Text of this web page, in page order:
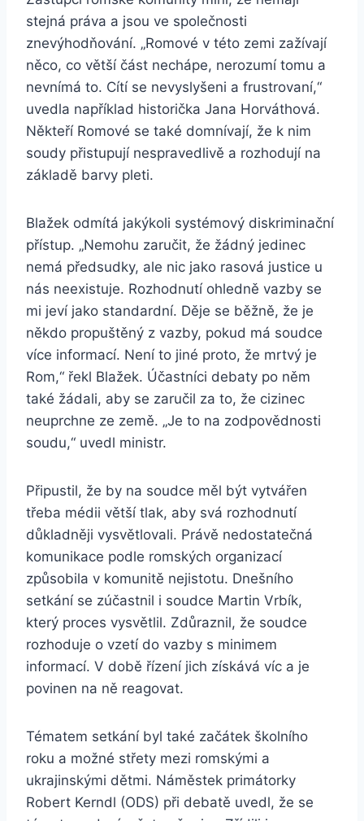
stejná práva a jsou ve společnosti
znevýhodňování. „Romové v této zemi zažívají
něco, co větší část nechápe, nerozumí tomu a
nevnímá to. Cítí se nevyslyšeni a frustrovaní,“
uvedla například historička Jana Horváthová.
Někteří Romové se také domnívají, že k nim
soudy přistupují nespravedlivě a rozhodují na
základě barvy pleti.
Blažek odmítá jakýkoli systémový diskriminační
přístup. „Nemohu zaručit, že žádný jedinec
nemá předsudky, ale nic jako rasová justice u
nás neexistuje. Rozhodnutí ohledně vazby se
mi jeví jako standardní. Děje se běžně, že je
někdo propuštěný z vazby, pokud má soudce
více informací. Není to jiné proto, že mrtvý je
Rom,“ řekl Blažek. Účastníci debaty po něm
také žádali, aby se zaručil za to, že cizinec
neuprchne ze země. „Je to na zodpovědnosti
soudu,“ uvedl ministr.
Připustil, že by na soudce měl být vytvářen
třeba médii větší tlak, aby svá rozhodnutí
důkladněji vysvětlovali. Právě nedostatečná
komunikace podle romských organizací
způsobila v komunitě nejistotu. Dnešního
setkání se zúčastnil i soudce Martin Vrbík,
který proces vysvětlil. Zdůraznil, že soudce
rozhoduje o vzetí do vazby s minimem
informací. V době řízení jich získává víc a je
povinen na ně reagovat.
Tématem setkání byl také začátek školního
roku a možné střety mezi romskými a
ukrajinskými dětmi. Náměstek primátorky
Robert Kerndl (ODS) při debatě uvedl, že se